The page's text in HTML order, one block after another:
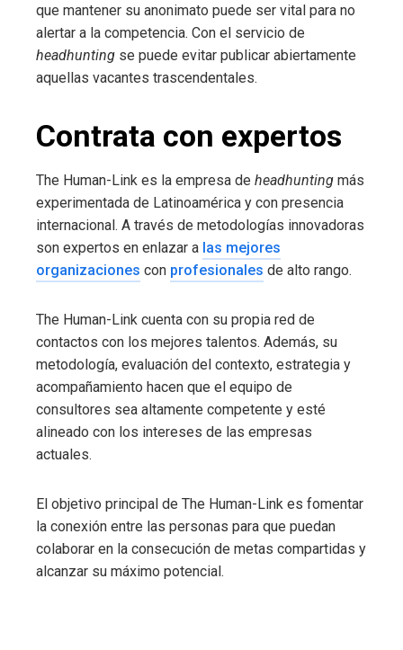
que mantener su anonimato puede ser vital para no
alertar a la competencia. Con el servicio de
headhunting se puede evitar publicar abiertamente
aquellas vacantes trascendentales.
Contrata con expertos
The Human-Link es la empresa de headhunting más
experimentada de Latinoamérica y con presencia
internacional. A través de metodologías innovadoras
son expertos en enlazar a las mejores
organizaciones con profesionales de alto rango.
The Human-Link cuenta con su propia red de
contactos con los mejores talentos. Además, su
metodología, evaluación del contexto, estrategia y
acompañamiento hacen que el equipo de
consultores sea altamente competente y esté
alineado con los intereses de las empresas
actuales.
El objetivo principal de The Human-Link es fomentar
la conexión entre las personas para que puedan
colaborar en la consecución de metas compartidas y
alcanzar su máximo potencial.